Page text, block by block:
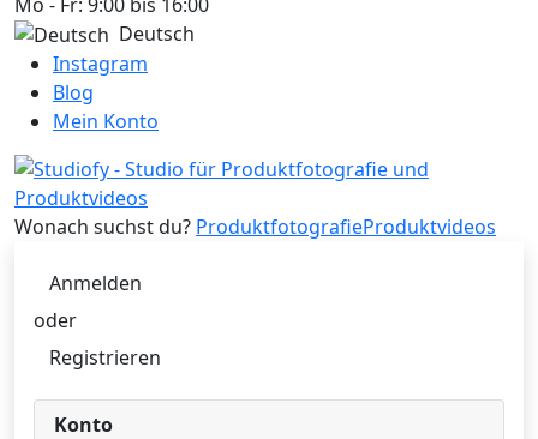
Deutsch
Instagram
Blog
Mein Konto
Wonach suchst du? ProduktfotografieProduktvideos
Anmelden
oder
Registrieren
Konto